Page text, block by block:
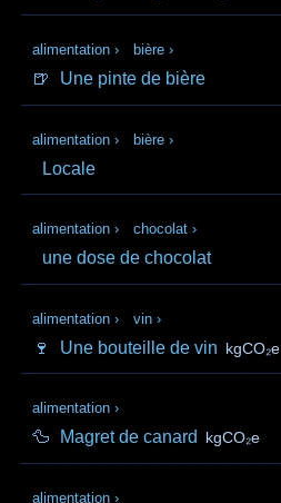
alimentation › bière ›
🍺 Une pinte de bière
alimentation › bière ›
Locale
alimentation › chocolat ›
une dose de chocolat
alimentation › vin ›
🍷 Une bouteille de vin kgCO₂e
alimentation ›
🦆 Magret de canard kgCO₂e
alimentation ›